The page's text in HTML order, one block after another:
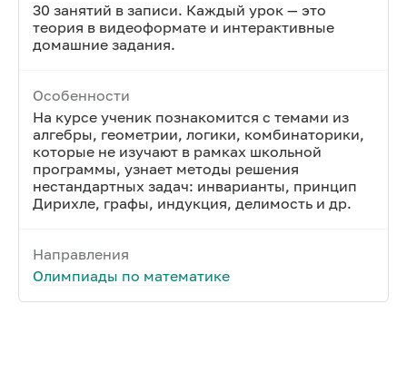
30 занятий в записи. Каждый урок — это
теория в видеоформате и интерактивные
домашние задания.
Особенности
На курсе ученик познакомится с темами из
алгебры, геометрии, логики, комбинаторики,
которые не изучают в рамках школьной
программы, узнает методы решения
нестандартных задач: инварианты, принцип
Дирихле, графы, индукция, делимость и др.
Направления
Олимпиады по математике